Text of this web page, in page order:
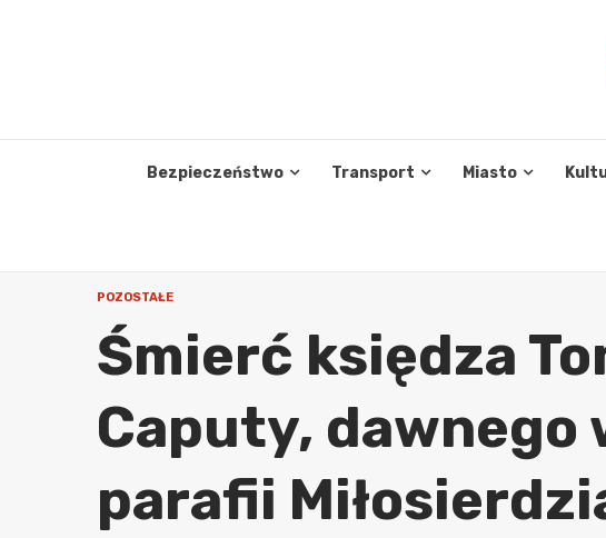
Bezpieczeństwo Transport Miasto
POZOSTAŁE
Śmierć księdza
Caputy, dawnego
parafii